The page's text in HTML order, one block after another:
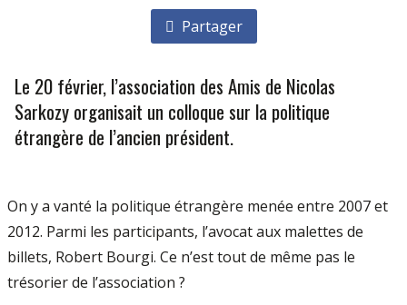
Partager
Le 20 février, l’association des Amis de Nicolas
Sarkozy organisait un colloque sur la politique
étrangère de l’ancien président.
On y a vanté la politique étrangère menée entre 2007 et
2012. Parmi les participants, l’avocat aux malettes de
billets, Robert Bourgi. Ce n’est tout de même pas le
trésorier de l’association ?